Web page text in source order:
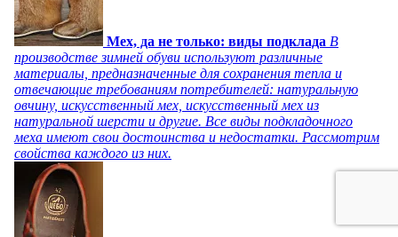
Мех, да не только: виды подклада В
производстве зимней обуви используют различные
материалы, предназначенные для сохранения тепла и
отвечающие требованиям потребителей: натуральную
овчину, искусственный мех, искусственный мех из
натуральной шерсти и другие. Все виды подкладочного
меха имеют свои достоинства и недостатки. Рассмотрим
свойства каждого из них.